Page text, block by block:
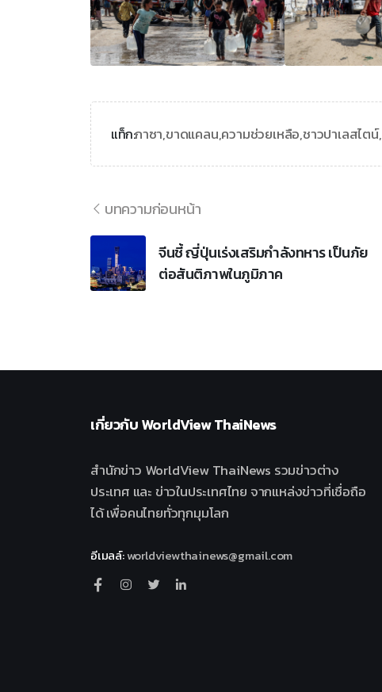
แท็ก:กาซา,ขาดแคลน,ความช่วยเหลือ,ชาวปาเลสไตน์,
บทความก่อนหน้า
จีนชี้ ญี่ปุ่นเร่งเสริมกำลังทหาร เป็นภัย
ต่อสันติภาพในภูมิภาค
เกี่ยวกับWorldView ThaiNews
สำนักข่าว WorldView ThaiNews รวมข่าวต่าง
ประเทศ และ ข่าวในประเทศไทย จากแหล่งข่าวที่เชื่อถือ
ได้ เพื่อคนไทยทั่วทุกมุมโลก
อีเมลล์:worldviewthainews@gmail.com